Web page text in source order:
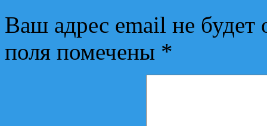
Ваш адрес email не будет
поля помечены *